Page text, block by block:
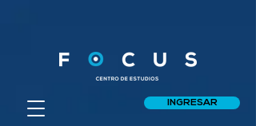
INGRESAR